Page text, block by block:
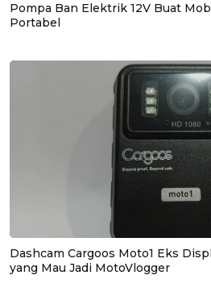
Pompa Ban Elektrik 12V Buat
Portabel
Dashcam Cargoos Moto1 Eks
yang Mau Jadi MotoVlogger